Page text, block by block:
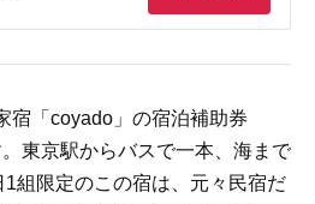
宿「coyado」の宿泊補助券
東京駅からバスで一本、海まで
組限定のこの宿は、元々民宿だ